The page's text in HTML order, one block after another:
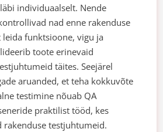
individuaalselt. Nende
nad enne rakenduse
funktsioone, vigu ja
toote erinevaid
täites. Seejärel
aruanded, et teha kokkuvõte
testimine nõuab QA
praktilist tööd, kes
rakenduse testjuhtumeid.